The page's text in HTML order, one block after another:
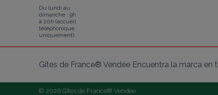
Du lundi au
dimanche : 9h
à 20h (accueil
téléphonique
uniquement).
Gîtes de France® Vendée Encuentra la marca en
© 2026 Gîtes de France® Vendée